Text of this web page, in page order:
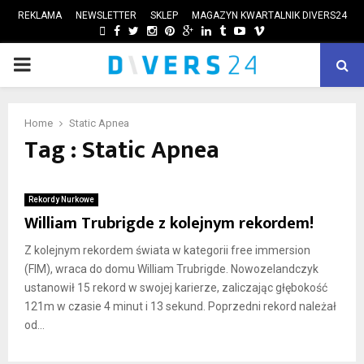
REKLAMA NEWSLETTER SKLEP MAGAZYN KWARTALNIK DIVERS24
FACEBOOK
TWITTER
INSTAGRAM
PINTEREST
GOOGLE
LINKEDIN
TUMBLRYOUTUBE
VIMEO
PRIMARY
Home Static Apnea
Tag : Static Apnea
Rekordy Nurkowe
William Trubrigde z kolejnym rekordem!
Z kolejnym rekordem świata w kategorii free immersion
(FIM), wraca do domu William Trubrigde. Nowozelandczyk
ustanowił 15 rekord w swojej karierze, zaliczając głębokość
121m w czasie 4 minut i 13 sekund. Poprzedni rekord należał
od...